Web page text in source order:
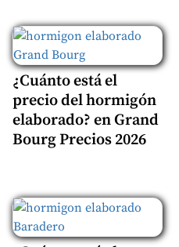
¿Cuánto está el
precio del hormigón
elaborado? en Grand
Bourg Precios 2026